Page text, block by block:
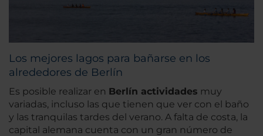
Los mejores lagos para bañarse en los
alrededores de Berlín
Es posible realizar en Berlín actividades muy
variadas, incluso las que tienen que ver con el baño
y las tranquilas tardes del verano. A falta de costa, la
capital alemana cuenta con un gran número de